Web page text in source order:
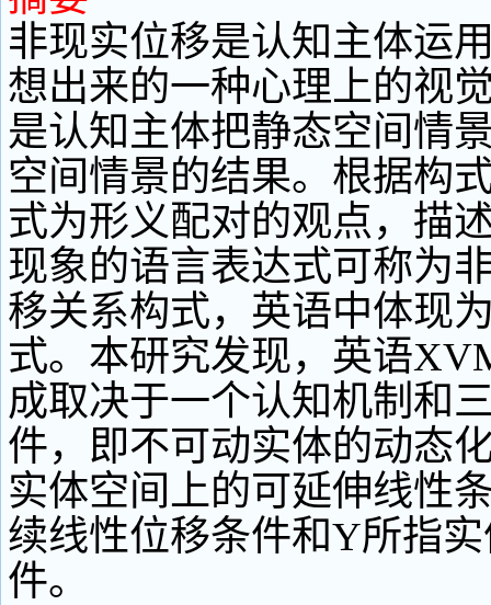
非现实位移是认知主体运
想出来的一种心理上的视
是认知主体把静态空间情
空间情景的结果。根据构
式为形义配对的观点，描
现象的语言表达式可称为
移关系构式，英语中体现
式。本研究发现，英语
成取决于一个认知机制和
件，即不可动实体的动态
实体空间上的可延伸线性
续线性位移条件和Y所指
件。